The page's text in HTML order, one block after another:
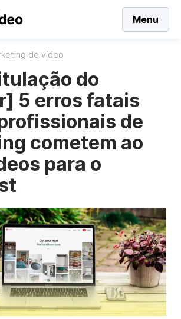
Menu
de vídeo
do
5 erros fatais
de
cometem ao
para o